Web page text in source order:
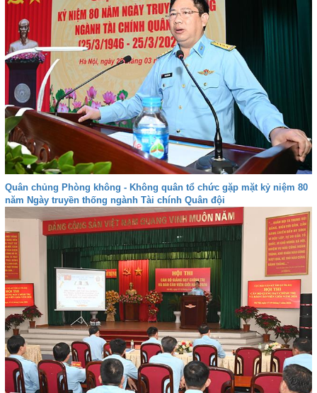
Quân chủng Phòng không - Không quân tổ chức gặp mặt kỷ niệm 80
năm Ngày truyền thống ngành Tài chính Quân đội